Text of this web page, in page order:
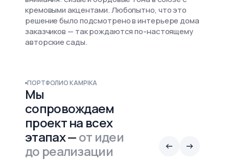
кремовыми акцентами. Любопытно, что это
решение было подсмотрено в интерьере дома
заказчиков — так рождаются по-настоящему
авторские сады.
ПОРТФОЛИО KAMPIKA
Мы
сопровождаем
проект на всех
этапах —от идеи
до реализации